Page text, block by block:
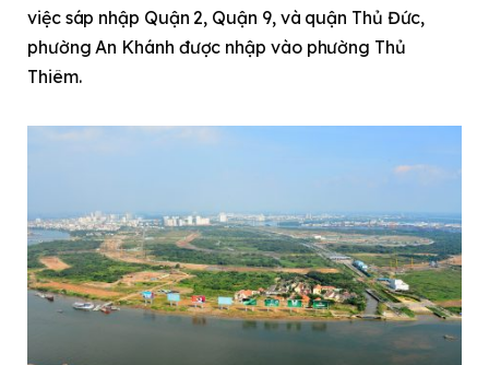
việc sáp nhập Quận 2, Quận 9, và quận Thủ Đức,
phường An Khánh được nhập vào phường Thủ
Thiêm.